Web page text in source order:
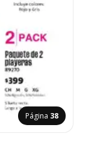
Página 38